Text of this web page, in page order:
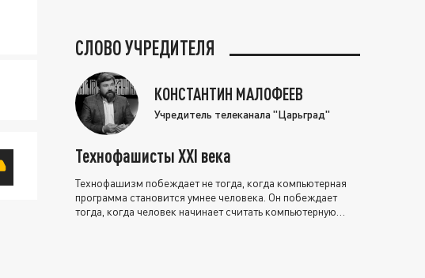
СЛОВО УЧРЕДИТЕЛЯ
КОНСТАНТИН МАЛОФЕЕВ
Учредитель телеканала "Царьград"
Технофашисты XXI века
Технофашизм побеждает не тогда, когда компьютерная
программа становится умнее человека. Он побеждает
тогда, когда человек начинает считать компьютерную